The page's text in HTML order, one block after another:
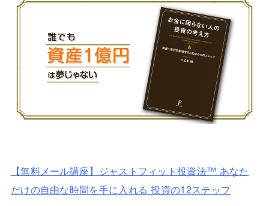
【無料メール講座】ジャストフィット投資法™ あなた
だけの自由な時間を手に入れる 投資の12ステップ